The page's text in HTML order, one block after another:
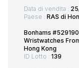
Data di vendita :
Paese : RAS di
Bonhams
Wristwatches
Hong Kong
ID Lotto : 139